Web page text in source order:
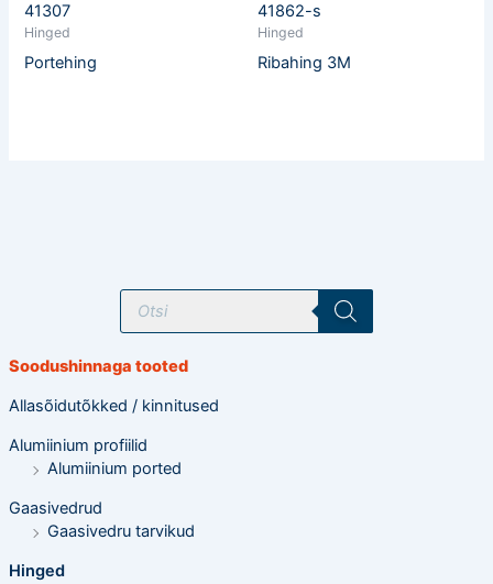
T
o
t
o
t
s
i
n
g
Soodushinnaga tooted
Allasõidutõkked / kinnitused
Alumiinium profiilid
Alumiinium ported
Gaasivedrud
Gaasivedru tarvikud
Hinged
41307
Hinged
Portehing
41862-s
Hinged
Ribahing 3M